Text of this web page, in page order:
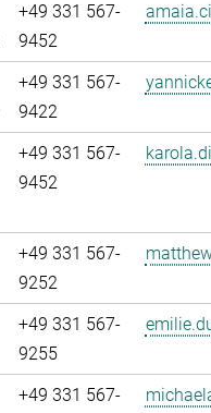
+49 331 567-
9452
+49 331 567-
9422
+49 331 567-
9452
+49 331 567-
9252
+49 331 567-
9255
+49 331 567-